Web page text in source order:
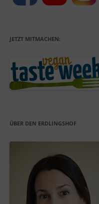
JETZT MITMACHEN:
ÜBER DEN ERDLINGSHOF